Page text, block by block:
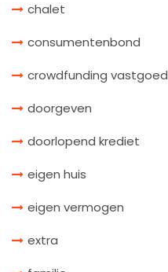
chalet
consumentenbond
crowdfunding vastgoed
doorgeven
doorlopend krediet
eigen huis
eigen vermogen
extra